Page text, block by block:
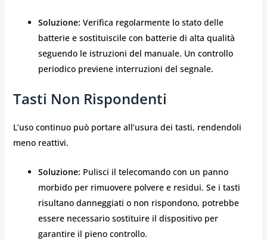
Soluzione: Verifica regolarmente lo stato delle
batterie e sostituiscile con batterie di alta qualità
seguendo le istruzioni del manuale. Un controllo
periodico previene interruzioni del segnale.
Tasti Non Rispondenti
L’uso continuo può portare all’usura dei tasti, rendendoli
meno reattivi.
Soluzione: Pulisci il telecomando con un panno
morbido per rimuovere polvere e residui. Se i tasti
risultano danneggiati o non rispondono, potrebbe
essere necessario sostituire il dispositivo per
garantire il pieno controllo.